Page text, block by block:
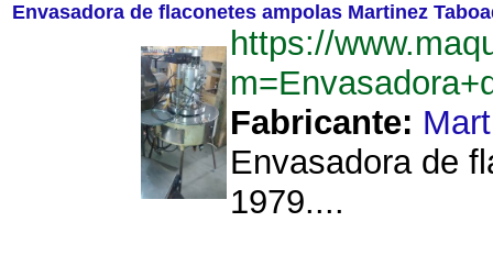
Envasadora de flaconetes ampolas Martinez
https://
Fabricante:
Envasadora de
1979....